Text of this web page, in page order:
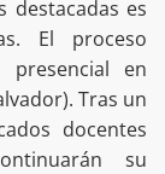
destacadas es
El proceso
en
Tras un
docentes
su